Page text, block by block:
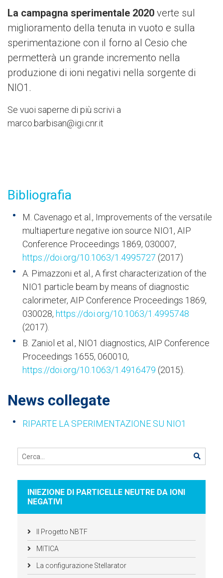
La campagna sperimentale 2020 verte sul
miglioramento della tenuta in vuoto e sulla
sperimentazione con il forno al Cesio che
permetterà un grande incremento nella
produzione di ioni negativi nella sorgente di
NIO1.
Se vuoi saperne di più scrivi a
marco.barbisan@igi.cnr.it
Bibliografia
M. Cavenago et al., Improvements of the versatile
multiaperture negative ion source NIO1, AIP
Conference Proceedings 1869, 030007,
https://doi.org/10.1063/1.4995727 (2017)
A. Pimazzoni et al., A first characterization of the
NIO1 particle beam by means of diagnostic
calorimeter, AIP Conference Proceedings 1869,
030028, https://doi.org/10.1063/1.4995748
(2017).
B. Zaniol et al., NIO1 diagnostics, AIP Conference
Proceedings 1655, 060010,
https://doi.org/10.1063/1.4916479 (2015).
News collegate
RIPARTE LA SPERIMENTAZIONE SU NIO1
INIEZIONE DI PARTICELLE NEUTRE DA IONI
NEGATIVI
Il Progetto NBTF
MITICA
La configurazione Stellarator